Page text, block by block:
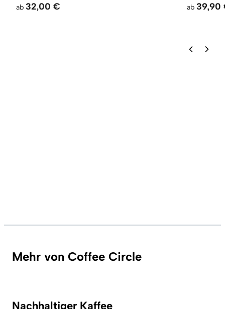
ab 32,00 € ab 39,90
Mehr von Coffee Circle
Nachhaltiger Kaffee